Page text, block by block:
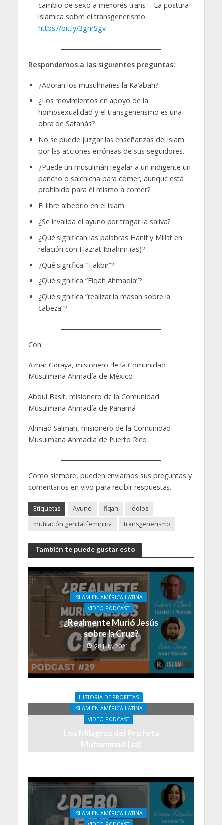
cambio de sexo a menores trans – La postura
islámica sobre el transgenerismo
https://bit.ly/3gnrSgv
Respondemos a las siguientes preguntas:
¿Adoran los musulmanes la Ka’abah?
¿Los movimientos en apoyo de la
homosexualidad y el transgenerismo es una
obra de Satanás?
No se puede juzgar las enseñanzas del islam
por las acciones erróneas de sus seguidores.
¿Puede un musulmán regalar a un indigente un
pancho o salchicha para comer, aunque está
prohibido para él mismo a comer?
El libre albedrio en el islam
¿Se invalida el ayuno por tragar la saliva?
¿Qué significan las palabras Hanif y Millat en
relación con Hazrat Ibrahim (as)?
¿Qué significa “Takbir”?
¿Qué significa “Fiqah Ahmadía”?
¿Qué significa “realizar la masah sobre la
cabeza”?
Con:
Azhar Goraya, misionero de la Comunidad
Musulmana Ahmadía de México
Abdul Basit, misionero de la Comunidad
Musulmana Ahmadía de Panamá
Ahmad Salman, misionero de la Comunidad
Musulmana Ahmadía de Puerto Rico
Como siempre, pueden enviarnos sus preguntas y
comentarios en vivo para recibir respuestas.
Etiquetas Ayuno fiqah
ídolos
mutilación genital feminina
transgenerismo
También te puede gustar esto
ISLAM EN AMÉRICA LATINA
VIDEO PODCAST
¿Realmente Murió Jesús
sobre la Cruz?
28 July, 2021
HISTORIA DE PROFETAS
ISLAM EN AMÉRICA LATINA
VIDEO PODCAST
Los Milagros del Profeta
Muhammad (sa)
ISLAM EN AMÉRICA LATINA